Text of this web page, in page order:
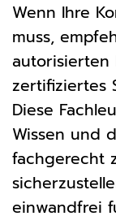
Wenn Ihre
muss,
autorisierten
zertifiziertes
Diese
Wissen und
fachgerecht
einwandfrei